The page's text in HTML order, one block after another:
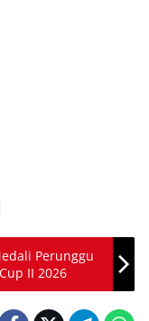
Perunggu
II 2026